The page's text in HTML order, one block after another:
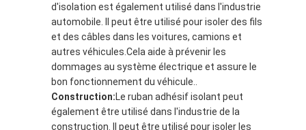
Produits
Au sujet de nous
Visite d'usine
Contrôle de qualité
d'isolation est également utilisé dans l'industrie
automobile. Il peut être utilisé pour isoler des fils
et des câbles dans les voitures, camions et
autres véhicules.Cela aide à prévenir les
dommages au système électrique et assure le
bon fonctionnement du véhicule..
Construction:Le ruban adhésif isolant peut
également être utilisé dans l'industrie de la
construction. Il peut être utilisé pour isoler les